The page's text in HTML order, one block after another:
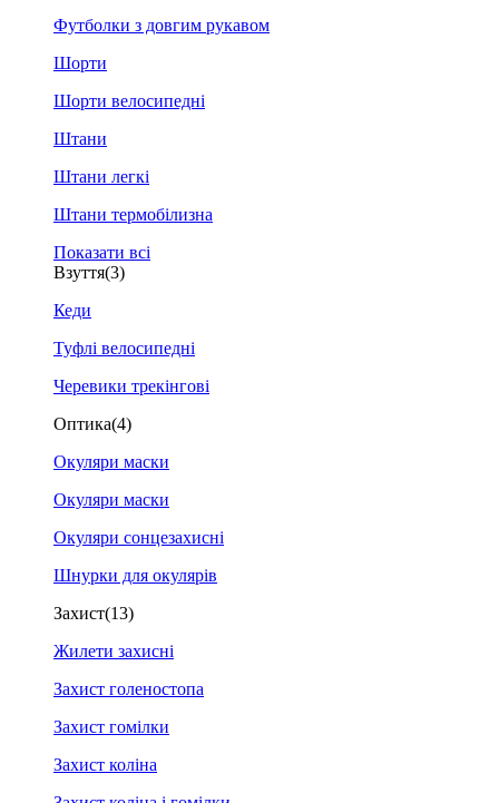
Футболки з довгим рукавом
Шорти
Шорти велосипедні
Штани
Штани легкі
Штани термобілизна
Показати всі
Взуття(3)
Кеди
Туфлі велосипедні
Черевики трекінгові
Оптика(4)
Окуляри маски
Окуляри маски
Окуляри сонцезахисні
Шнурки для окулярів
Захист(13)
Жилети захисні
Захист голеностопа
Захист гомілки
Захист коліна